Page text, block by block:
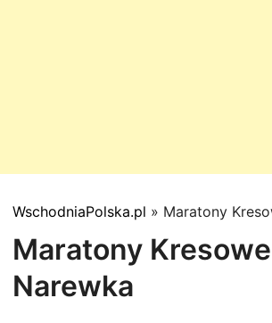
WschodniaPolska.pl » Maratony
Maratony Kresowe
Narewka